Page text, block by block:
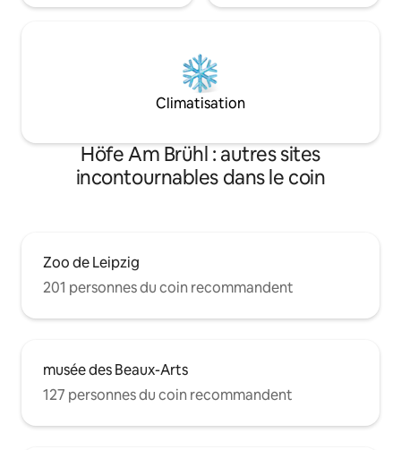
Climatisation
Höfe Am Brühl : autres sites
incontournables dans le coin
Zoo de Leipzig
201 personnes du coin recommandent
musée des Beaux-Arts
127 personnes du coin recommandent